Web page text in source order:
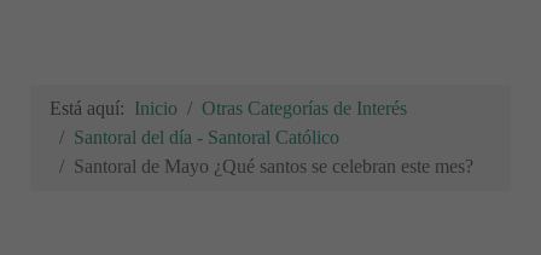
Está aquí: Inicio
Otras Categorías de Interés
Santoral del día - Santoral Católico
Santoral de Mayo ¿Qué santos se celebran este mes?